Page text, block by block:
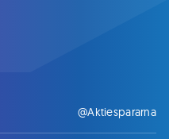
@Aktiespararna